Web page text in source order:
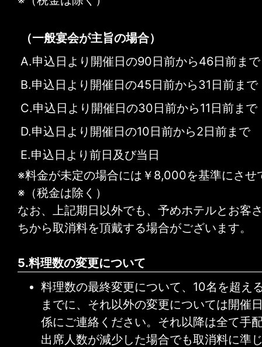
（一般宴会が主旨の場合）
A.申込日より開催日の90日前から46日前まで
B.申込日より開催日の45日前から31日前まで
C.申込日より開催日の30日前から11日前まで
D.申込日より開催日の10日前から2日前まで
E.申込日より前日及び当日
※料金が未定の場合には￥8,000を基準にさせ
※（税金は除く）
なお、上記期日以外でも、予めホテルとお客
ちから取消料を頂戴する場合がございます。
5.料理数の変更について
料理数の最終変更について、10名を超え
までに、それ以外の変更については開催
係にご連絡ください。それ以降は全て手
出席人数が減少した場合でも取消料に準